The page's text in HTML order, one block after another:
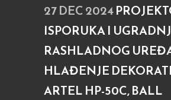
27 DEC 2024
ISPORUKA I
RASHLADNOG
HLAĐENJE
ARTEL HP-50C, BALL